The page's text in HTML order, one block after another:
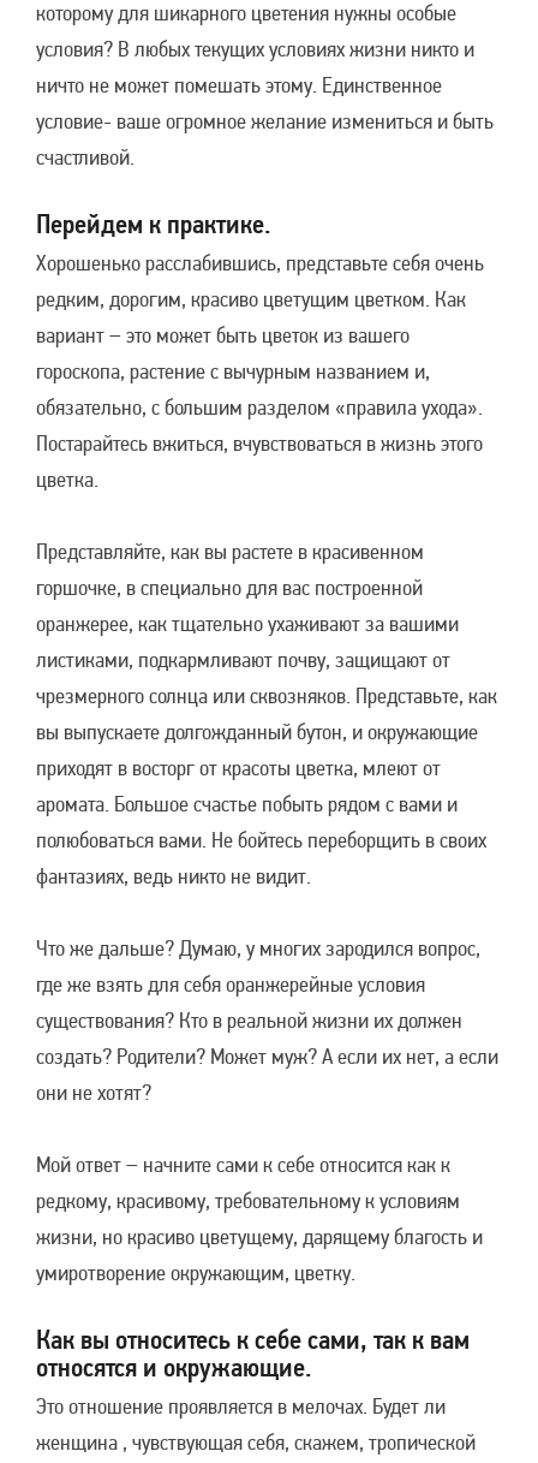
которому для шикарного цветения нужны особые
условия? В любых текущих условиях жизни никто и
ничто не может помешать этому. Единственное
условие- ваше огромное желание измениться и быть
счастливой.
Перейдем к практике.
Хорошенько расслабившись, представьте себя очень
редким, дорогим, красиво цветущим цветком. Как
вариант – это может быть цветок из вашего
гороскопа, растение с вычурным названием и,
обязательно, с большим разделом «правила ухода».
Постарайтесь вжиться, вчувствоваться в жизнь этого
цветка.
Представляйте, как вы растете в красивенном
горшочке, в специально для вас построенной
оранжерее, как тщательно ухаживают за вашими
листиками, подкармливают почву, защищают от
чрезмерного солнца или сквозняков. Представьте, как
вы выпускаете долгожданный бутон, и окружающие
приходят в восторг от красоты цветка, млеют от
аромата. Большое счастье побыть рядом с вами и
полюбоваться вами. Не бойтесь переборщить в своих
фантазиях, ведь никто не видит.
Что же дальше? Думаю, у многих зародился вопрос,
где же взять для себя оранжерейные условия
существования? Кто в реальной жизни их должен
создать? Родители? Может муж? А если их нет, а если
они не хотят?
Мой ответ – начните сами к себе относится как к
редкому, красивому, требовательному к условиям
жизни, но красиво цветущему, дарящему благость и
умиротворение окружающим, цветку.
Как вы относитесь к себе сами, так к вам
относятся и окружающие.
Это отношение проявляется в мелочах. Будет ли
женщина , чувствующая себя, скажем, тропической